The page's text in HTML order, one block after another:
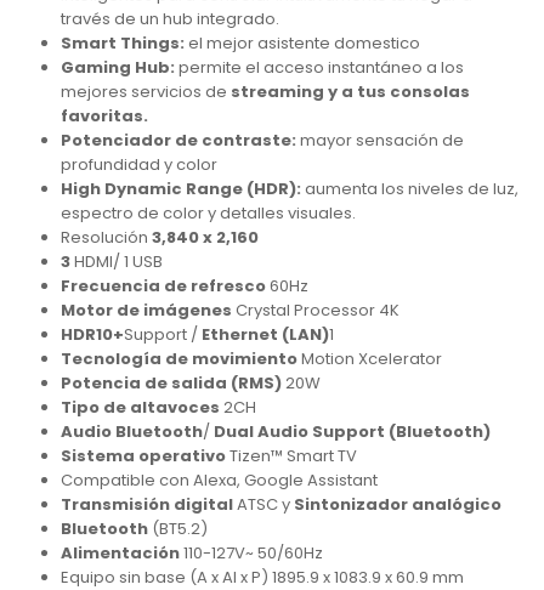
través de un hub integrado.
Smart Things: el mejor asistente domestico
Gaming Hub: permite el acceso instantáneo a los
mejores servicios de streaming y a tus consolas
favoritas.
Potenciador de contraste: mayor sensación de
profundidad y color
High Dynamic Range(HDR): aumenta los niveles de luz,
espectro de color y detalles visuales.
Resolución 3,840 x 2,160
3HDMI/ 1 USB
Frecuencia de refresco60Hz
Motor de imágenes Crystal Processor 4K
HDR10+Support / Ethernet (LAN)1
Tecnología de movimientoMotion Xcelerator
Potencia de salida (RMS)20W
Tipo de altavoces 2CH
Audio Bluetooth/ Dual Audio Support (Bluetooth)
Sistema operativoTizen™ Smart TV
Compatible con Alexa, Google Assistant
Transmisión digitalATSC y Sintonizador analógico
Bluetooth(BT5.2)
Alimentación110-127V~ 50/60Hz
Equipo sin base (A x Al x P) 1895.9 x 1083.9 x 60.9 mm